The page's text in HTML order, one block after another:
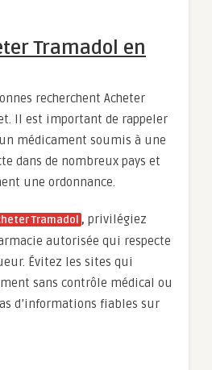
Tramadol en
recherchent Acheter
Il est important de rappeler
médicament soumis à une
dans de nombreux pays et
une ordonnance.
Tramadol , privilégiez
autorisée qui respecte
Évitez les sites qui
sans contrôle médical ou
d’informations fiables sur